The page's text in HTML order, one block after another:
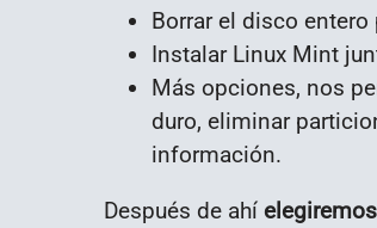
Borrar el disco
Instalar Linux Mint
Más opciones, nos
duro, eliminar
información.
Después de ahí